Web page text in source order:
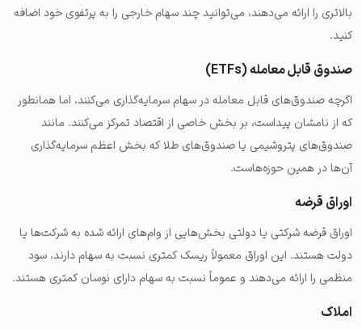
بالاتری را ارائه می‌دهند، می‌توانید چند سهام خارجی را به پرتفوی خود اضافه
کنید.
صندوق‌ قابل معامله (ETFs)
اگرچه صندوق‌های قابل معامله در سهام سرمایه‌گذاری می‌کنند، اما همانطور
که از نامشان پیداست، بر بخش خاصی از اقتصاد تمرکز می‌کنند. مانند
صندوق‌های پتروشیمی یا صندوق‌های طلا که بخش اعظم سرمایه‌گذاری
آن‌ها در همین حوزه‌هاست.
اوراق قرضه
اوراق قرضه شرکتی یا دولتی بخش‌هایی از وام‌های ارائه شده به شرکت‌ها یا
دولت هستند. این اوراق معمولاً ریسک کمتری نسبت به سهام دارند، سود
منظمی را ارائه می‌دهند و عموماً نسبت به سهام دارای نوسان کمتری هستند.
املاک